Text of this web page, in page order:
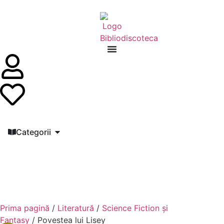
Categorii
Prima pagină / Literatură / Science Fiction și
Fantasy / Povestea lui Lisey